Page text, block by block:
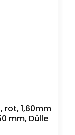
rot, 1,60mm
mm, Dülle